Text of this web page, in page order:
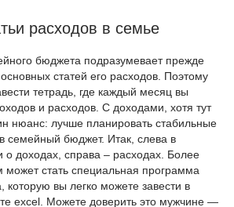
расходов в семье
бюджета подразумевает прежде
статей его расходов. Поэтому
тетрадь, где каждый месяц вы
и расходов. С доходами, хотя тут
нюанс: лучше планировать стабильные
семейный бюджет. Итак, слева в
о доходах, справа – расходах. Более
стать специальная программа
которую вы легко можете завести в
excel. Можете доверить это мужчине —